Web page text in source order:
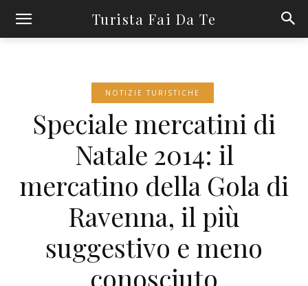
Turista Fai Da Te
NOTIZIE TURISTICHE
Speciale mercatini di
Natale 2014: il
mercatino della Gola di
Ravenna, il più
suggestivo e meno
conosciuto